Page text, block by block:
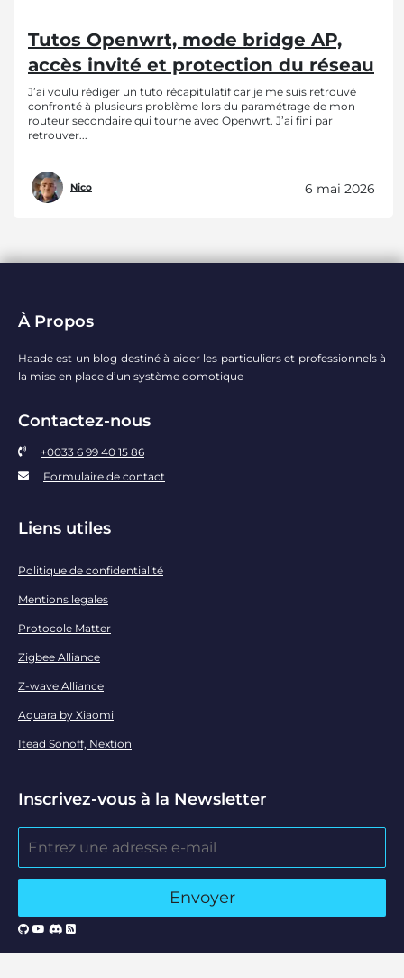
Tutos Openwrt, mode bridge AP,
accès invité et protection du réseau
J’ai voulu rédiger un tuto récapitulatif car je me suis retrouvé
confronté à plusieurs problème lors du paramétrage de mon
routeur secondaire qui tourne avec Openwrt. J’ai fini par
retrouver...
Nico 6 mai 2026
À Propos
Haade est un blog destiné à aider les particuliers et professionnels à
la mise en place d’un système domotique
Contactez-nous
+0033 6 99 40 15 86
Formulaire de contact
Liens utiles
Politique de confidentialité
Mentions legales
Protocole Matter
Zigbee Alliance
Z-wave Alliance
Aquara by Xiaomi
Itead Sonoff, Nextion
Inscrivez-vous à la Newsletter